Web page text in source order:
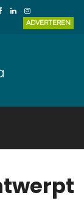
ADVERTEREN